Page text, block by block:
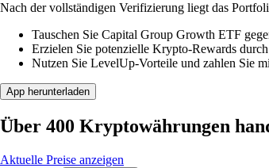
Nach der vollständigen Verifizierung liegt das
Tauschen Sie Capital Group Growth ETF
Erzielen Sie potenzielle Krypto-Rewards
Nutzen Sie LevelUp-Vorteile und zahlen Sie
App herunterladen
Über 400 Kryptowährungen
Aktuelle Preise anzeigen